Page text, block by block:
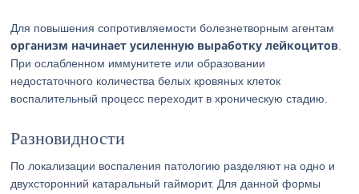
Для повышения сопротивляемости болезнетворным агентам
организм начинает усиленную выработку лейкоцитов
При ослабленном иммунитете или образовании
недостаточного количества белых кровяных клеток
воспалительный процесс переходит в хроническую стадию.
Разновидности
По локализации воспаления патологию разделяют на одно и
двухсторонний катаральный гайморит. Для данной формы